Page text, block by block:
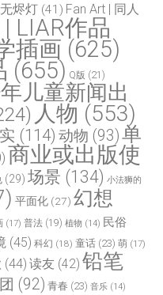
烬灯 (41) Fan Art | 同人
| LIAR作品
插画 (625)
(655) Q版 (21)
儿童新闻出
人物 (553)
(114) 动物 (93)单
商业或出版使
(29) 场景 (134) 小法狮的
平面化 (27) 幻想
(17) 普法 (19) 植物 (14) 民俗
(45) 科幻 (18) 童话 (23) 萌 (17)
(44) 读友 (42) 铅笔
(92) 青春 (23) 音乐 (14)